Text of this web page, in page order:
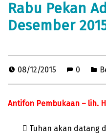
Rabu Pekan
Desember
08/12/2015 0
Antifon Pembukaan – lih.
 Tuhan akan datang